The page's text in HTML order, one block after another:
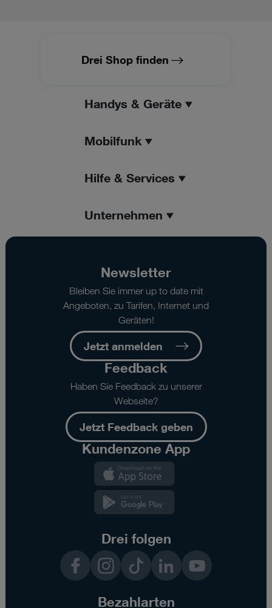
Drei Shop finden
Handys & Geräte
Mobilfunk
Hilfe & Services
Unternehmen
Newsletter
Bleiben Sie immer up to date mit
Angeboten, zu Tarifen, Internet und
Geräten!
Jetzt anmelden
Feedback
Haben Sie Feedback zu unserer
Webseite?
Jetzt Feedback geben
Kundenzone App
Drei folgen
InstagramTikTok LinkedInYouTube
Bezahlarten